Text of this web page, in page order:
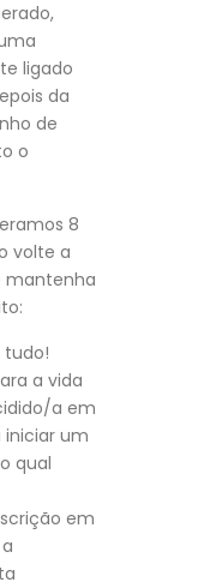
ligado
da
de
o
8
volte a
mantenha
tudo!
a vida
a em
iniciar um
qual
em